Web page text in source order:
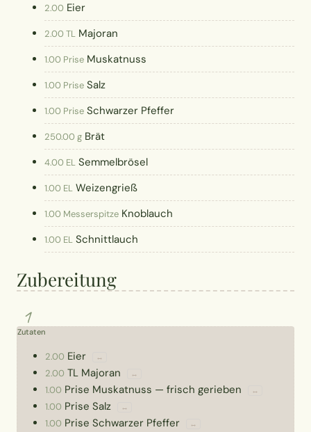
2.00 Eier
2.00 TL Majoran
1.00 Prise Muskatnuss
1.00 Prise Salz
1.00 Prise Schwarzer Pfeffer
250.00 g Brät
4.00 EL Semmelbrösel
1.00 EL Weizengrieß
1.00 Messerspitze Knoblauch
1.00 EL Schnittlauch
Zubereitung
1
Zutaten
2.00 Eier ↔
2.00 TL Majoran ↔
1.00 Prise Muskatnuss — frisch gerieben ↔
1.00 Prise Salz ↔
1.00 Prise Schwarzer Pfeffer ↔